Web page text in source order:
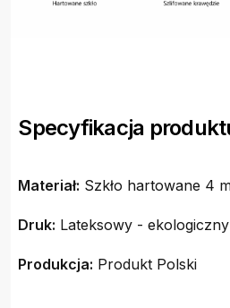
Specyfikacja
Materiał: Szkło hartowane 4
Druk: Lateksowy - ekologiczny
Produkcja: Produkt Polski